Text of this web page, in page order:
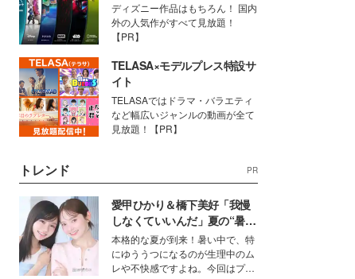
ディズニー作品はもちろん！ 国内
外の人気作がすべて見放題！
【PR】
TELASA×モデルプレス特設サ
イト
TELASAではドラマ・バラエティ
など幅広いジャンルの動画が全て
見放題！【PR】
トレンド PR
愛甲ひかり＆橋下美好「我慢
しなくていいんだ」夏の“暑さ
対策”の新しい選択肢とは？
本格的な夏が到来！暑い中で、特
にゆううつになるのが生理中のム
レや不快感ですよね。今回はプラ